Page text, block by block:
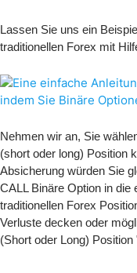
Lassen Sie uns ein
traditionellen Forex mit
Nehmen wir an, Sie
(short oder long) Position
Absicherung würden Sie
CALL Binäre Option in die
traditionellen Forex
Verluste decken oder
(Short oder Long) Position